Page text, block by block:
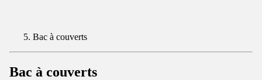
Bac à couverts
Bac à couverts